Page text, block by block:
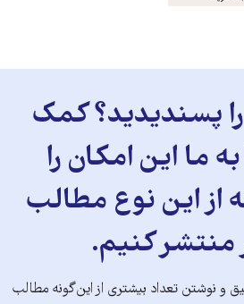
پسندیدید؟ کمک
ما این امکان را
از این نوع مطالب
منتشر کنیم.
و نوشتن تعداد بیشتری از این‌گونه مطالب